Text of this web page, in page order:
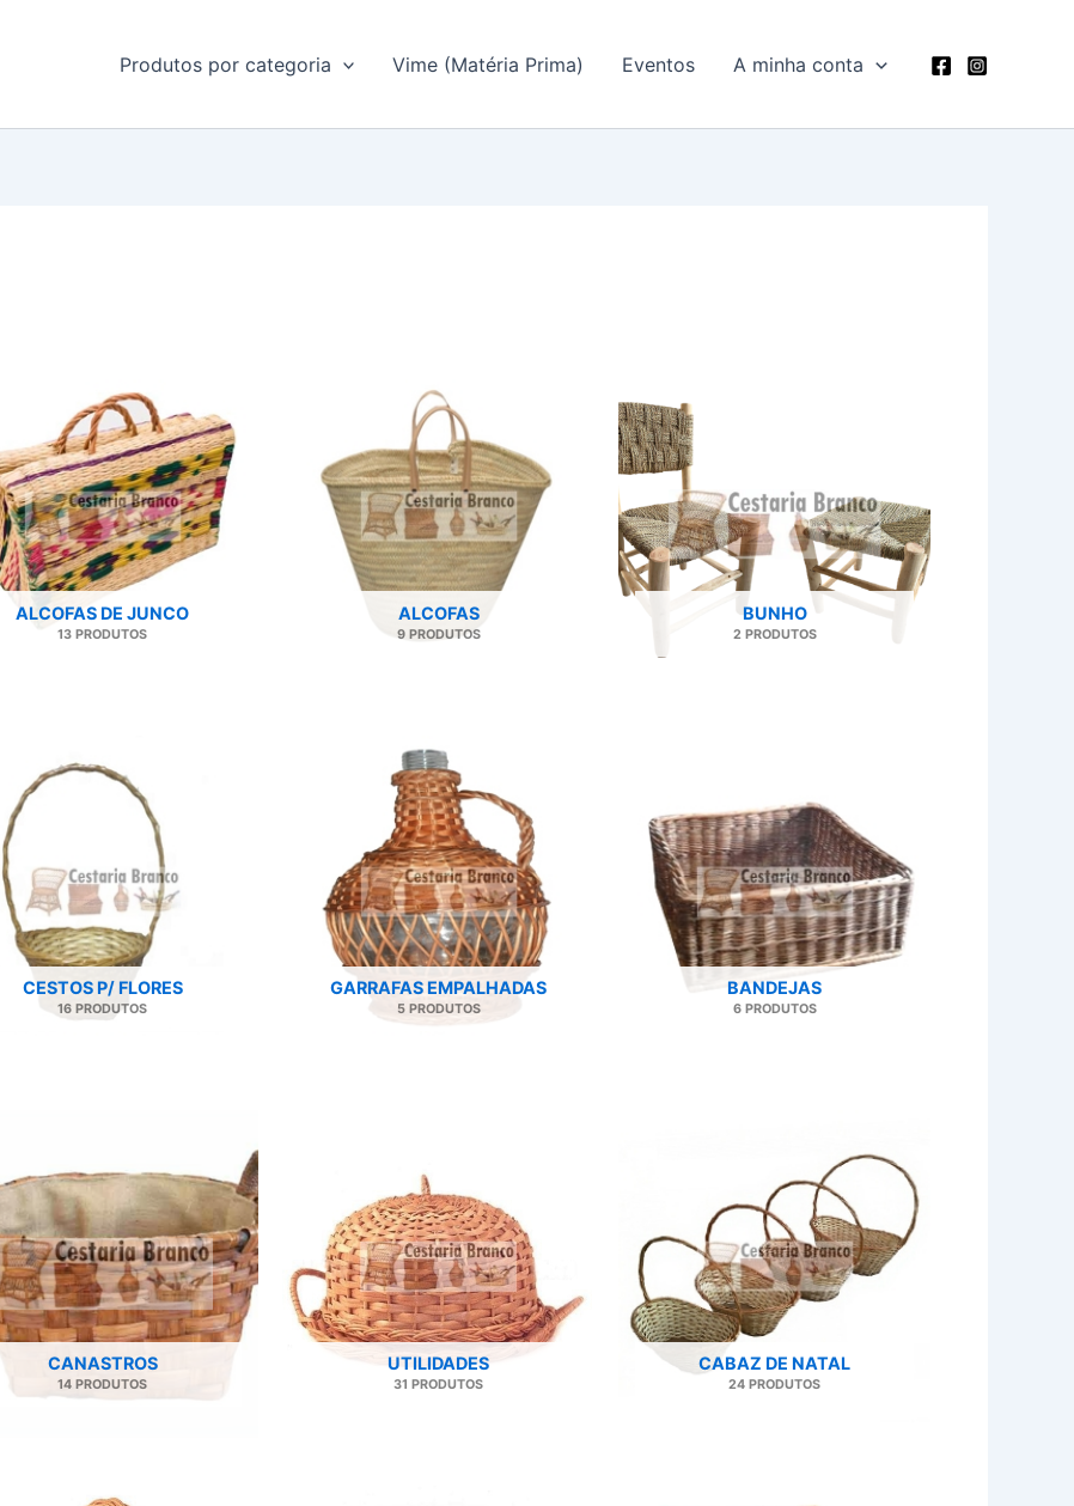
Produtos por categoria Vime (Matéria Prima) Eventos A minha conta
ALCOFAS DE JUNCO
13 PRODUTOS
ALCOFAS
9 PRODUTOS
BUNHO
2 PRODUTOS
CESTOS P/ FLORES
16 PRODUTOS
GARRAFAS EMPALHADAS
5 PRODUTOS
BANDEJAS
6 PRODUTOS
CANASTROS
14 PRODUTOS
UTILIDADES
31 PRODUTOS
CABAZ DE NATAL
24 PRODUTOS